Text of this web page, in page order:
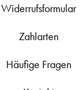
Widerrufsformular
Zahlarten
Häufige Fragen